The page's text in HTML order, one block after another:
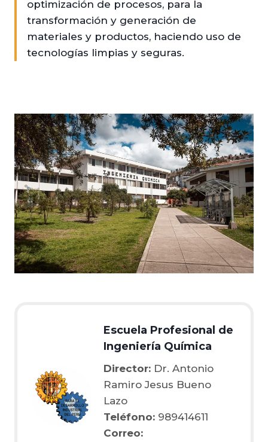
optimización de procesos, para la
transformación y generación de
materiales y productos, haciendo uso de
tecnologías limpias y seguras.
Escuela Profesional de
Ingeniería Química
Director: Dr. Antonio
Ramiro Jesus Bueno
Lazo
Teléfono: 989414611
Correo: